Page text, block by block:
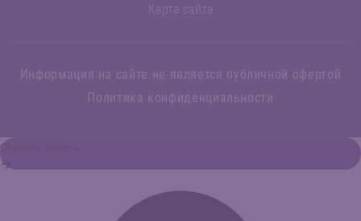
Карта сайта
Информация на сайте не является публичной офертой
Политика конфиденциальности